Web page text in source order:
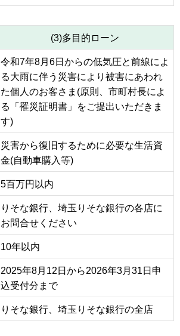
(3)多目的ローン
令和7年8月6日からの低気圧と前線によ
る大雨に伴う災害により被害にあわれ
た個人のお客さま(原則、市町村長によ
る「罹災証明書」をご提出いただきま
す)
災害から復旧するために必要な生活資
金(自動車購入等)
5百万円以内
りそな銀行、埼玉りそな銀行の各店に
お問合せください
10年以内
2025年8月12日から2026年3月31日申
込受付分まで
りそな銀行、埼玉りそな銀行の全店